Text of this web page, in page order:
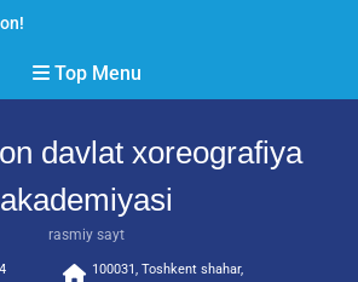
DAVLAT
natijalari
Top Menu
davlat xoreografiya
akademiyasi
rasmiy sayt
100031, Toshkent shahar,